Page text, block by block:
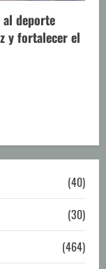
al deporte
y fortalecer el
(40)
(30)
(464)